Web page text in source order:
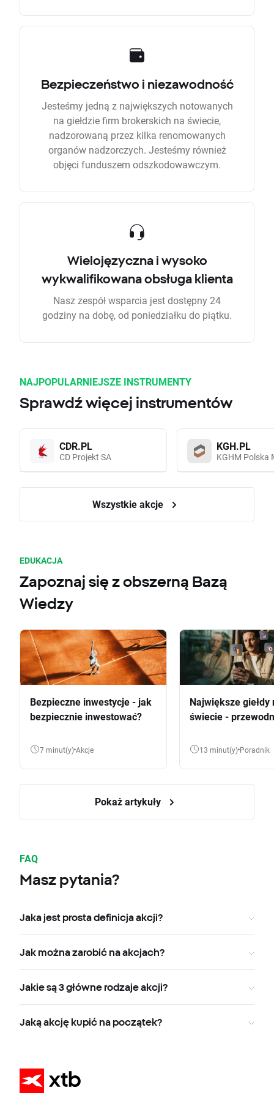
Bezpieczeństwo i niezawodność
Jesteśmy jedną z największych notowanych
na giełdzie firm brokerskich na świecie,
nadzorowaną przez kilka renomowanych
organów nadzorczych. Jesteśmy również
objęci funduszem odszkodowawczym.
Wielojęzyczna i wysoko
wykwalifikowana obsługa klienta
Nasz zespół wsparcia jest dostępny 24
godziny na dobę, od poniedziałku do piątku.
NAJPOPULARNIEJSZE INSTRUMENTY
Sprawdź więcej instrumentów
CDR.PL
CD Projekt SA
KGH.PL
KGHM Polska
Wszystkie akcje
EDUKACJA
Zapoznaj się z obszerną Bazą
Wiedzy
Bezpieczne inwestycje - jak
bezpiecznie inwestować?
7 minut(y) Akcje
Największe giełdy
świecie -
13 minut(y) Poradnik
Pokaż artykuły
FAQ
Masz pytania?
Jaka jest prosta definicja akcji?
Jak można zarobić na akcjach?
Jakie są 3 główne rodzaje akcji?
Jaką akcję kupić na początek?